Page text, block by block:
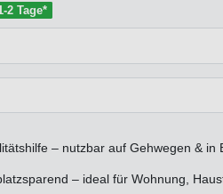
2 Tage*
– nutzbar auf Gehwegen & in
– ideal für Wohnung,